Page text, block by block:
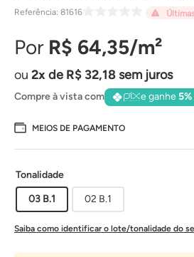
Referência: 81616
R$ 64,35
2 de R$32,18sem juros
Compre à vista com e ganhe
MEIOS DE PAGAMENTO
Tonalidade
03 B.1
02 B.1
Saiba como identificar o lote/tonalidade do